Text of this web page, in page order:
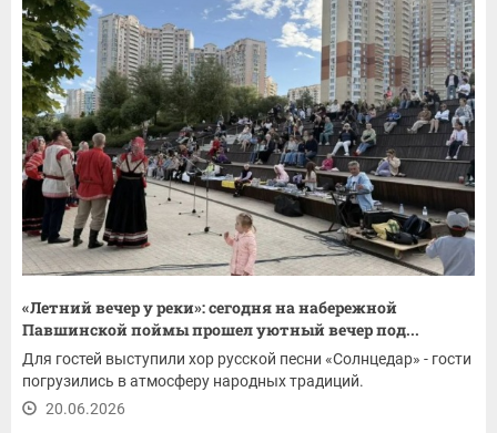
«Летний вечер у реки»: сегодня на набережной
Павшинской поймы прошел уютный вечер под...
Для гостей выступили хор русской песни «Солнцедар» - гости
погрузились в атмосферу народных традиций.
20.06.2026